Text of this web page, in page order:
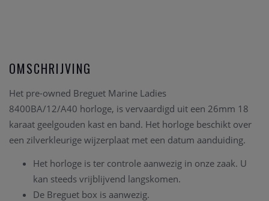
OMSCHRIJVING
Het pre-owned Breguet Marine Ladies
8400BA/12/A40 horloge, is vervaardigd uit een 26mm 18
karaat geelgouden kast en band. Het horloge beschikt over
een zilverkleurige wijzerplaat met een datum aanduiding.
Het horloge is ter controle aanwezig in onze zaak. U
kan steeds vrijblijvend langskomen.
De Breguet box is aanwezig.